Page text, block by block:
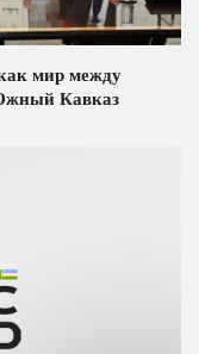
мир между
Кавказ